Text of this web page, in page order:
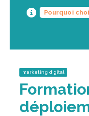
Pourquoi
marketing digital